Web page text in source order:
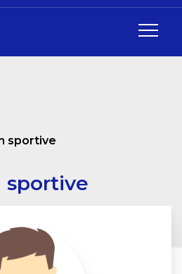
sportive
sportive